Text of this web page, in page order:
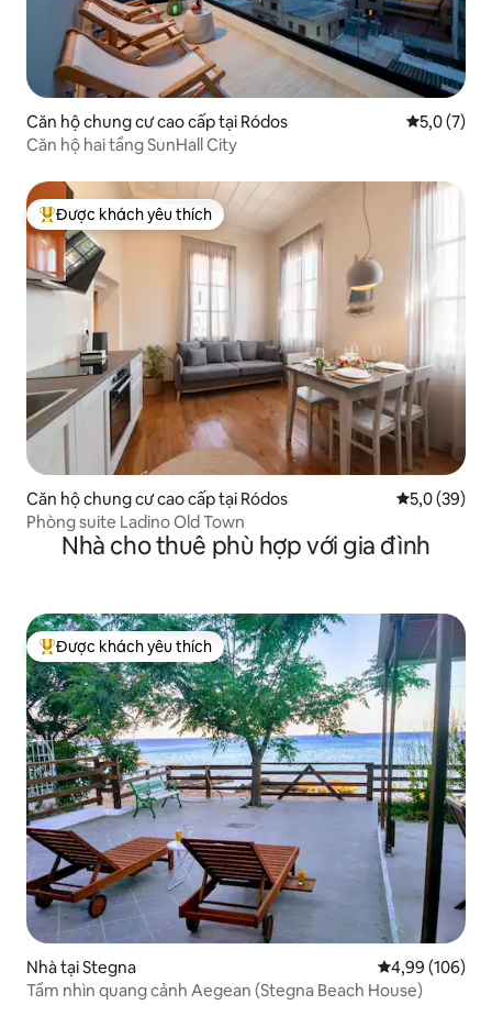
Căn hộ chung cư cao cấp tại Ródos Xếp hạng
5,0 (7)
Căn hộ hai tầng SunHall City
Được khách yêu thích nhất
Được khách yêu thích
Căn hộ chung cư cao cấp tại Ródos Xếp hạng
5,0 (39)
Phòng suite Ladino Old Town
Nhà cho thuê phù hợp với gia đình
Được khách yêu thích nhất
Được khách yêu thích
Nhà tại Stegna Xếp hạng
4,99 (106)
Tầm nhìn quang cảnh Aegean (Stegna Beach House)